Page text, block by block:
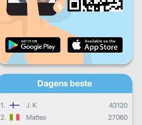
Månedlige fremskritt
Samlet fremgang
Dagens beste
1. J. K
43120
2.
Matteo
27060